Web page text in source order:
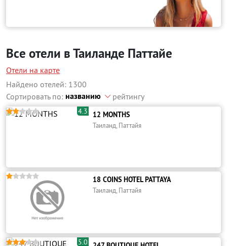
Все отели в Таиланде Паттайе
Отели на карте
Найдено отелей: 1300
Сортировать по: названию рейтингу
 4.3 12 MONTHS
Таиланд, Паттайя
 18 COINS HOTEL PATTAYA
Таиланд, Паттайя
 5.0